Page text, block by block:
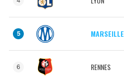
5 MARSEILLE
6 RENNES